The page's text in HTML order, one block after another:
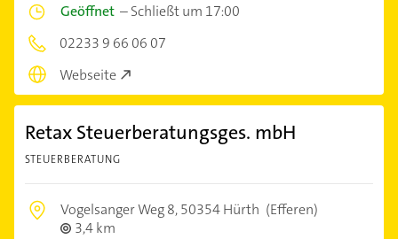
Geöffnet –Schließt um 17:00
02233 9 66 06 07
Webseite
Retax Steuerberatungsges. mbH
STEUERBERATUNG
Vogelsanger Weg 8,50354 Hürth (Efferen)
3,4 km